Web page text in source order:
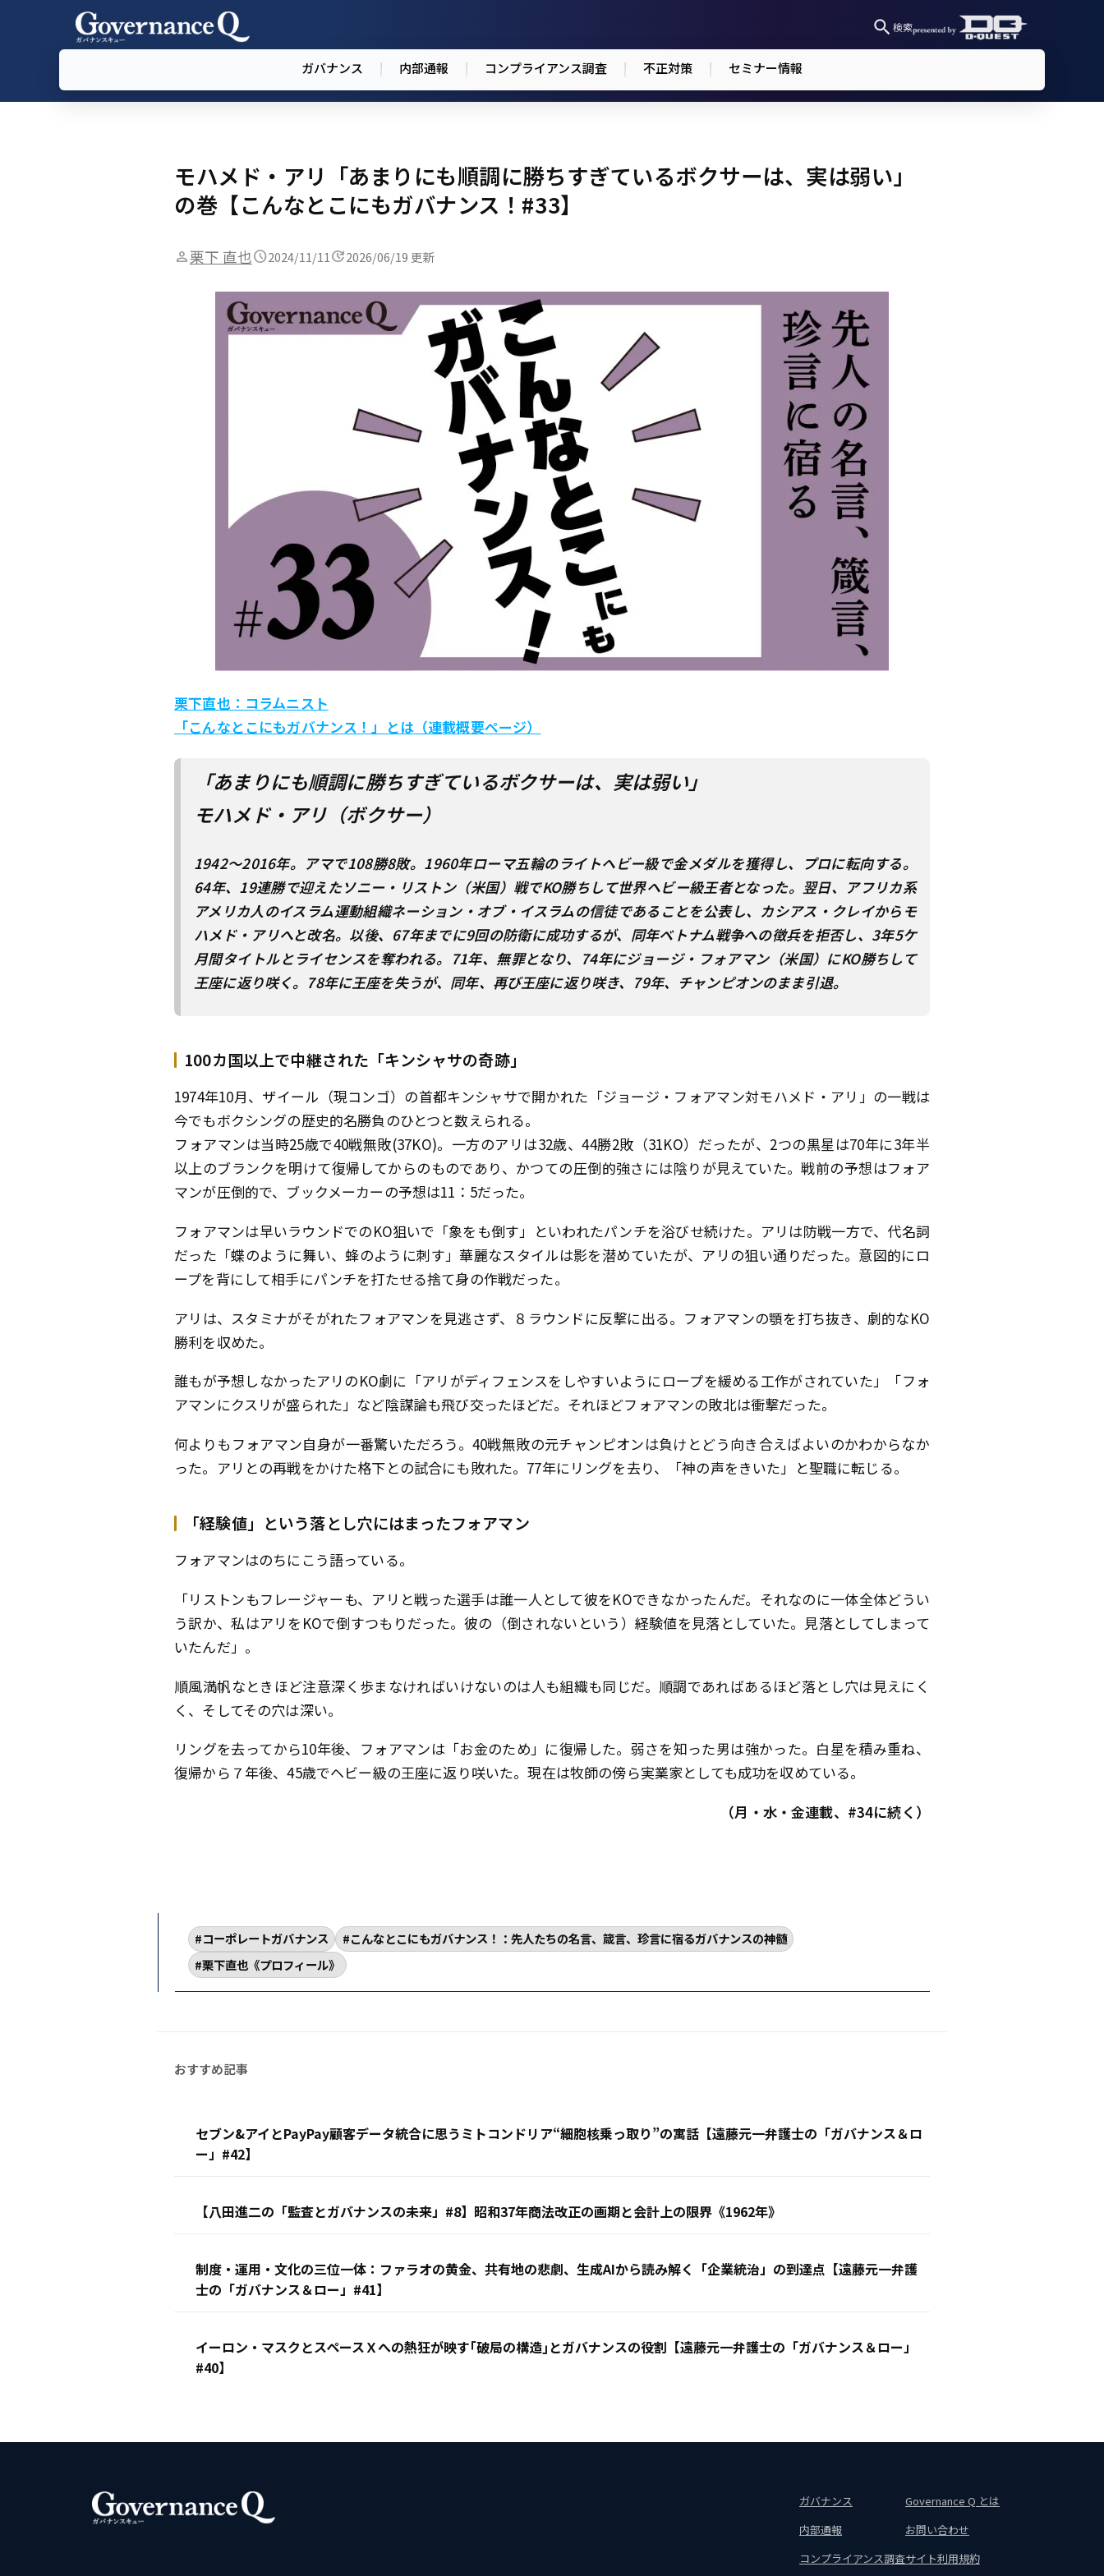
検索
ガバナンス 内部通報 コンプライアンス調査 不正対策 セミナー情報
モハメド・アリ「あまりにも順調に勝ちすぎているボクサーは、実は弱い」
の巻【こんなとこにもガバナンス！#33】
栗下 直也 2024/11/11 2026/06/19 更新
栗下直也：コラムニスト
「こんなとこにもガバナンス！」とは（連載概要ページ）
「あまりにも順調に勝ちすぎているボクサーは、実は弱い」
モハメド・アリ（ボクサー）
1942～2016年。アマで108勝8敗。1960年ローマ五輪のライトヘビー級で金メダルを獲得し、プロに転向する。
64年、19連勝で迎えたソニー・リストン（米国）戦でKO勝ちして世界ヘビー級王者となった。翌日、アフリカ系
アメリカ人のイスラム運動組織ネーション・オブ・イスラムの信徒であることを公表し、カシアス・クレイからモ
ハメド・アリへと改名。以後、67年までに9回の防衛に成功するが、同年ベトナム戦争への徴兵を拒否し、3年5ケ
月間タイトルとライセンスを奪われる。71年、無罪となり、74年にジョージ・フォアマン（米国）にKO勝ちして
王座に返り咲く。78年に王座を失うが、同年、再び王座に返り咲き、79年、チャンピオンのまま引退。
100カ国以上で中継された「キンシャサの奇跡」
1974年10月、ザイール（現コンゴ）の首都キンシャサで開かれた「ジョージ・フォアマン対モハメド・アリ」の一戦は
今でもボクシングの歴史的名勝負のひとつと数えられる。
フォアマンは当時25歳で40戦無敗(37KO)。一方のアリは32歳、44勝2敗（31KO）だったが、2つの黒星は70年に3年半
以上のブランクを明けて復帰してからのものであり、かつての圧倒的強さには陰りが見えていた。戦前の予想はフォア
マンが圧倒的で、ブックメーカーの予想は11：5だった。
フォアマンは早いラウンドでのKO狙いで「象をも倒す」といわれたパンチを浴びせ続けた。アリは防戦一方で、代名詞
だった「蝶のように舞い、蜂のように刺す」華麗なスタイルは影を潜めていたが、アリの狙い通りだった。意図的にロ
ープを背にして相手にパンチを打たせる捨て身の作戦だった。
アリは、スタミナがそがれたフォアマンを見逃さず、８ラウンドに反撃に出る。フォアマンの顎を打ち抜き、劇的なKO
勝利を収めた。
誰もが予想しなかったアリのKO劇に「アリがディフェンスをしやすいようにロープを緩める工作がされていた」「フォ
アマンにクスリが盛られた」など陰謀論も飛び交ったほどだ。それほどフォアマンの敗北は衝撃だった。
何よりもフォアマン自身が一番驚いただろう。40戦無敗の元チャンピオンは負けとどう向き合えばよいのかわからなか
った。アリとの再戦をかけた格下との試合にも敗れた。77年にリングを去り、「神の声をきいた」と聖職に転じる。
「経験値」という落とし穴にはまったフォアマン
フォアマンはのちにこう語っている。
「リストンもフレージャーも、アリと戦った選手は誰一人として彼をKOできなかったんだ。それなのに一体全体どうい
う訳か、私はアリをKOで倒すつもりだった。彼の（倒されないという）経験値を見落としていた。見落としてしまって
いたんだ」。
順風満帆なときほど注意深く歩まなければいけないのは人も組織も同じだ。順調であればあるほど落とし穴は見えにく
く、そしてその穴は深い。
リングを去ってから10年後、フォアマンは「お金のため」に復帰した。弱さを知った男は強かった。白星を積み重ね、
復帰から７年後、45歳でヘビー級の王座に返り咲いた。現在は牧師の傍ら実業家としても成功を収めている。
（月・水・金連載、#34に続く）
コーポレートガバナンス
こんなとこにもガバナンス！：先人たちの名言、箴言、珍言に宿るガバナンスの神髄
栗下直也《プロフィール》
セブン&アイとPayPay顧客データ統合に思うミトコンドリア“細胞核乗っ取り”の寓話【遠藤元一弁護士の「ガバナンス＆ロ
ー」#42】
【八田進二の「監査とガバナンスの未来」#8】昭和37年商法改正の画期と会計上の限界《1962年》
制度・運用・文化の三位一体：ファラオの黄金、共有地の悲劇、生成AIから読み解く「企業統治」の到達点【遠藤元一弁護
士の「ガバナンス＆ロー」#41】
イーロン・マスクとスペースＸへの熱狂が映す｢破局の構造｣とガバナンスの役割【遠藤元一弁護士の「ガバナンス＆ロー」
#40】
ガバナンス
内部通報
コンプライアンス調査
Governance Q とは
お問い合わせ
サイト利用規約